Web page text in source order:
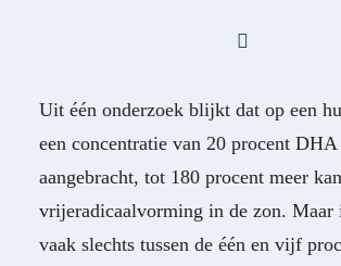
Uit één onderzoek blijkt dat op een
een concentratie van 20 procent DHA
aangebracht, tot 180 procent meer
vrijeradicaalvorming in de zon. Maar
vaak slechts tussen de één en vijf